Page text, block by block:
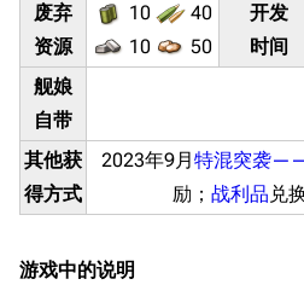
废弃
资源
10
40
10
50
开发
时间
舰娘
自带
其他获
得方式
2023年9月特混突袭
励； 战利品 兑
游戏中的说明